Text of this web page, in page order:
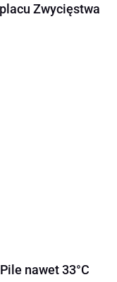
Zwycięstwa
nawet 33°C